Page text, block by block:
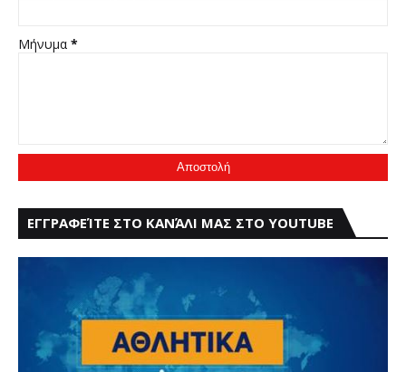
Μήνυμα *
ΕΓΓΡΑΦΕΊΤΕ ΣΤΟ ΚΑΝΆΛΙ ΜΑΣ ΣΤΟ YOUTUBE